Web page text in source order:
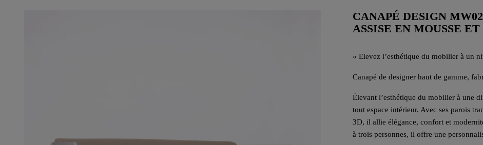
CANAPÉ DESIGN
ASSISE EN MOUSSE ET
« Elevez l’esthétique du mobilier à un
Canapé de designer haut de gamme,
Élevant l’esthétique du mobilier à une
tout espace intérieur. Avec ses parois
3D, il allie élégance, confort et
à trois personnes, il offre une